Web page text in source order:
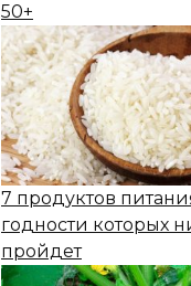
50+
7 продуктов
годности которых
пройдет